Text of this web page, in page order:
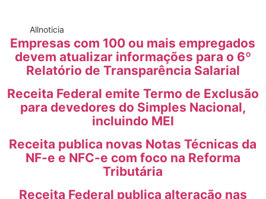
Allnoticia
Empresas com 100 ou mais empregados
devem atualizar informações para o 6º
Relatório de Transparência Salarial
Receita Federal emite Termo de Exclusão
para devedores do Simples Nacional,
incluindo MEI
Receita publica novas Notas Técnicas da
NF-e e NFC-e com foco na Reforma
Tributária
Receita Federal publica alteração nas